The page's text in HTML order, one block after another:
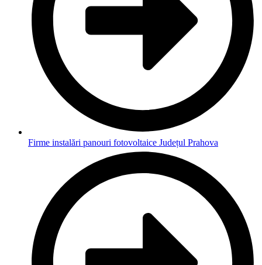
Firme instalări panouri fotovoltaice Județul Prahova